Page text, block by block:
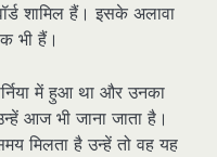
शामिल हैं। इसके अलावा
भी हैं।
में हुआ था और उनका
आज भी जाना जाता है।
मिलता है उन्हें तो वह यह